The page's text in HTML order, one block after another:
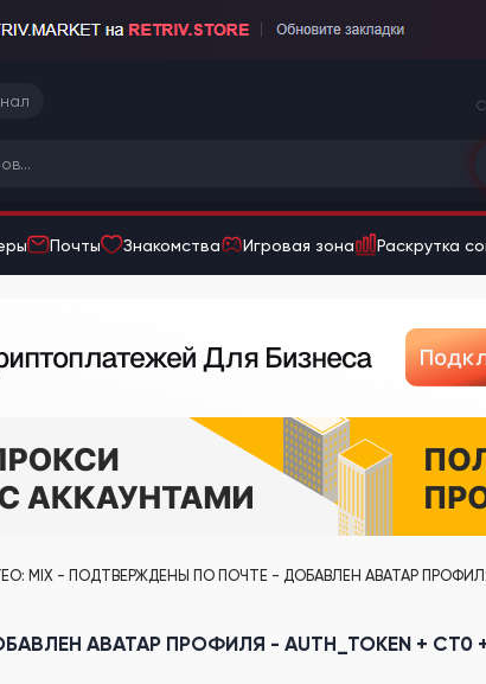
Почты Знакомства Игровая зона Раскрутка
MIX - ПОДТВЕРЖДЕНЫ ПО ПОЧТЕ - ДОБАВЛЕН АВАТАР ПРОФИЛЯ
АВАТАР ПРОФИЛЯ - AUTH_TOKEN + CT0